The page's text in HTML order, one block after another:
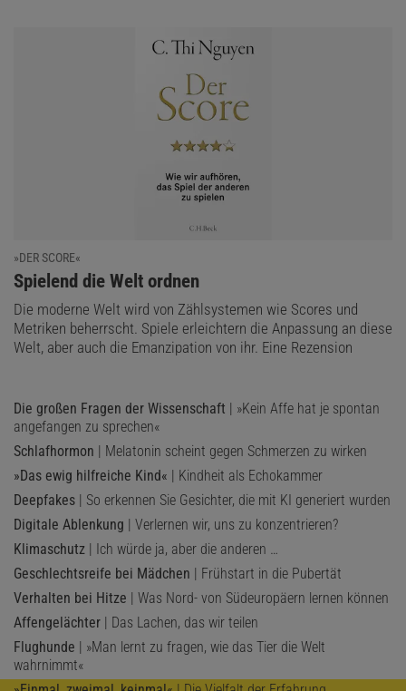
»DER SCORE«
:
Spielend die Welt ordnen
Die moderne Welt wird von Zählsystemen wie Scores und
Metriken beherrscht. Spiele erleichtern die Anpassung an diese
Welt, aber auch die Emanzipation von ihr. Eine Rezension
Die großen Fragen der Wissenschaft | »Kein Affe hat je spontan
angefangen zu sprechen«
Schlafhormon | Melatonin scheint gegen Schmerzen zu wirken
»Das ewig hilfreiche Kind« | Kindheit als Echokammer
Deepfakes | So erkennen Sie Gesichter, die mit KI generiert wurden
Digitale Ablenkung | Verlernen wir, uns zu konzentrieren?
Klimaschutz | Ich würde ja, aber die anderen …
Geschlechtsreife bei Mädchen | Frühstart in die Pubertät
Verhalten bei Hitze | Was Nord- von Südeuropäern lernen können
Affengelächter | Das Lachen, das wir teilen
Flughunde | »Man lernt zu fragen, wie das Tier die Welt
wahrnimmt«